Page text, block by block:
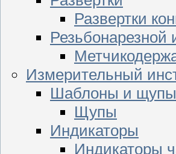
Развертки
Резьбонарезной
Измерительный
Шаблоны и щупы
Щупы
Индикаторы
Индикаторы